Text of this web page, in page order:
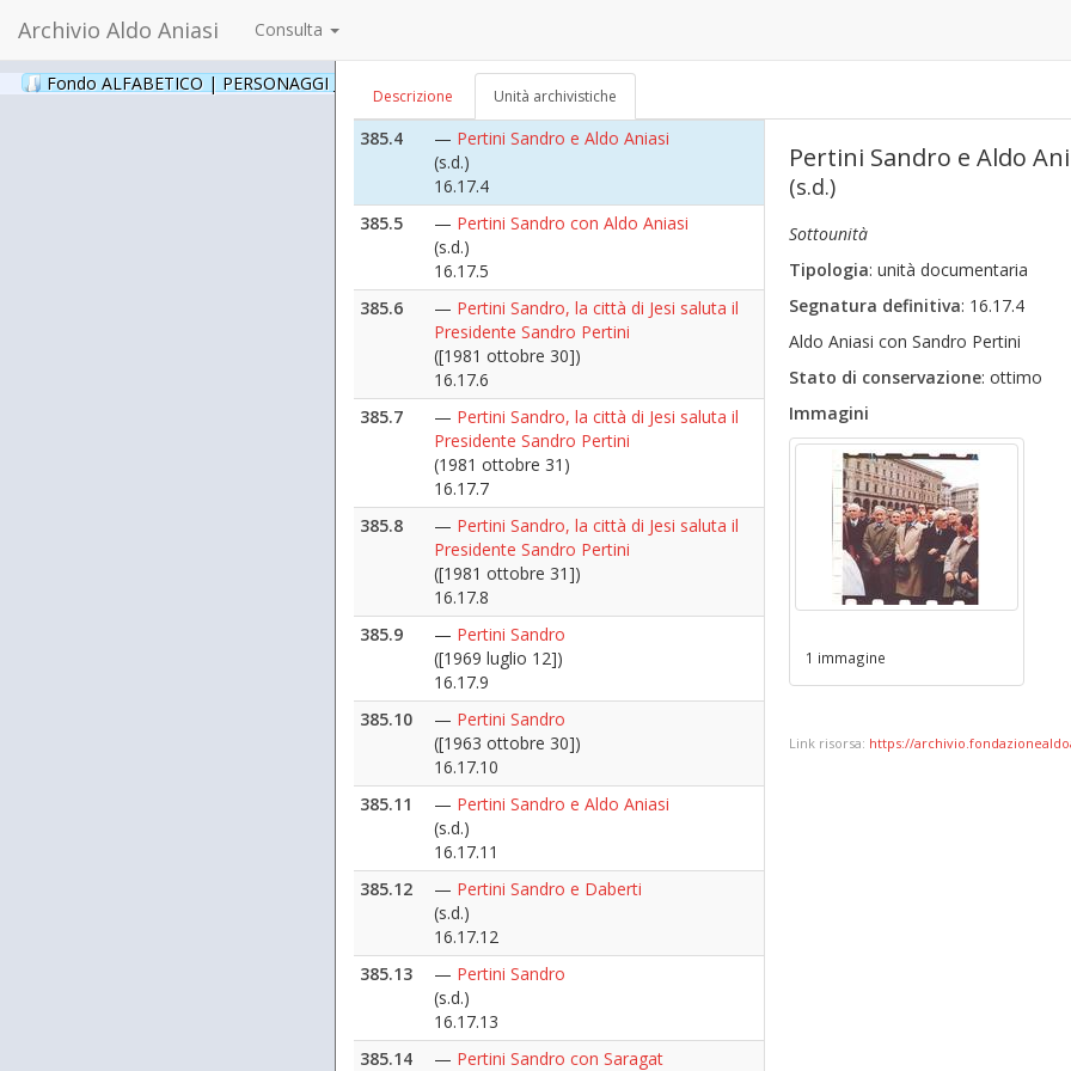
Archivio Aldo Aniasi Consulta
Fondo ALFABETICO | PERSONAGGI _ Archivio Fotografico
Descrizione Unità archivistiche
16.17.3
385.4
— Pertini Sandro e Aldo Aniasi
(s.d.)
16.17.4
385.5
— Pertini Sandro con Aldo Aniasi
(s.d.)
16.17.5
385.6
— Pertini Sandro, la città di Jesi saluta il
Presidente Sandro Pertini
([1981 ottobre 30])
16.17.6
385.7
— Pertini Sandro, la città di Jesi saluta il
Presidente Sandro Pertini
(1981 ottobre 31)
16.17.7
385.8
— Pertini Sandro, la città di Jesi saluta il
Presidente Sandro Pertini
([1981 ottobre 31])
16.17.8
385.9
— Pertini Sandro
([1969 luglio 12])
16.17.9
385.10
— Pertini Sandro
([1963 ottobre 30])
16.17.10
385.11
— Pertini Sandro e Aldo Aniasi
(s.d.)
16.17.11
385.12
— Pertini Sandro e Daberti
(s.d.)
16.17.12
385.13
— Pertini Sandro
(s.d.)
16.17.13
385.14
— Pertini Sandro con Saragat
Pertini Sandro e Aldo
(s.d.)
Sottounità
Tipologia: unità documentaria
Segnatura definitiva: 16.17.4
Aldo Aniasi con Sandro Pertini
Stato di conservazione: ottimo
Immagini
1 immagine
Link risorsa: https://